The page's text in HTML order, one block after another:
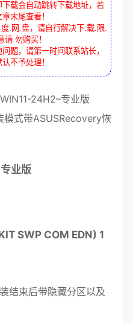
下载会自动跳转下载地址，若
末尾查看！
.网.盘，请自行解决下.载.限.
请.勿购买！
题，请第一时间联系站长，
不予处理！
WIN11-24H2–专业版
模式带ASUSRecovery恢
业版
SWP COM EDN) 1
结束后带隐藏分区以及